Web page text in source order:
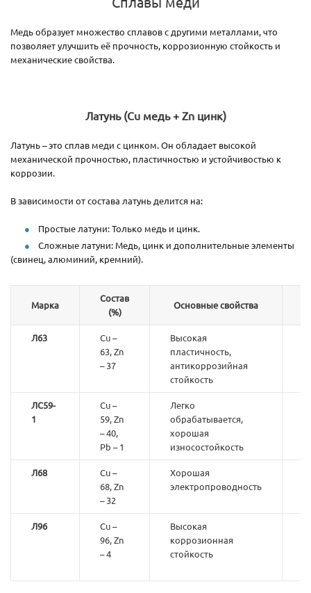
Медь образует множество сплавов с другими металлами, что
позволяет улучшить её прочность, коррозионную стойкость и
механические свойства.
Латунь (Cu медь + Zn цинк)
Латунь – это сплав меди с цинком. Он обладает высокой
механической прочностью, пластичностью и устойчивостью к
коррозии.
В зависимости от состава латунь делится на:
Простые латуни: Только медь и цинк.
Сложные латуни: Медь, цинк и дополнительные элементы
(свинец, алюминий, кремний).
Марка
Состав
(%)
Основные свойства
Л63
Cu –
63, Zn
– 37
Высокая
пластичность,
антикоррозийная
стойкость
ЛС59-
1
Cu –
59, Zn
– 40,
Pb – 1
Легко
обрабатывается,
хорошая
износостойкость
Л68
Cu –
68, Zn
– 32
Хорошая
электропроводность
Л96
Cu –
96, Zn
– 4
Высокая
коррозионная
стойкость